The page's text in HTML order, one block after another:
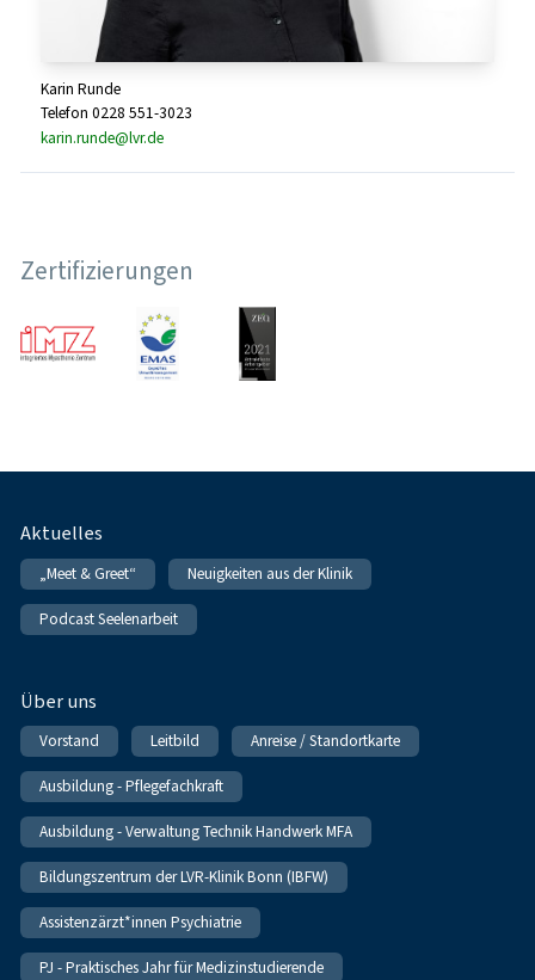
Karin Runde
Telefon 0228 551-3023
karin.runde@lvr.de
Zertifizierungen
Fußnavigation
Aktuelles
„Meet & Greet“ Neuigkeiten aus der Klinik
Podcast Seelenarbeit
Über uns
Vorstand Leitbild Anreise / Standortkarte
Ausbildung - Pflegefachkraft
Ausbildung - Verwaltung Technik Handwerk MFA
Bildungszentrum der LVR-Klinik Bonn (IBFW)
Assistenzärzt*innen Psychiatrie
PJ - Praktisches Jahr für Medizinstudierende